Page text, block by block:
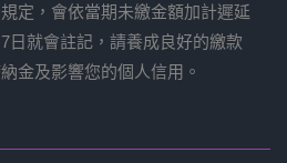
定，會依當期未繳金額加計遲延
日就會註記，請養成良好的繳款
金及影響您的個人信用。